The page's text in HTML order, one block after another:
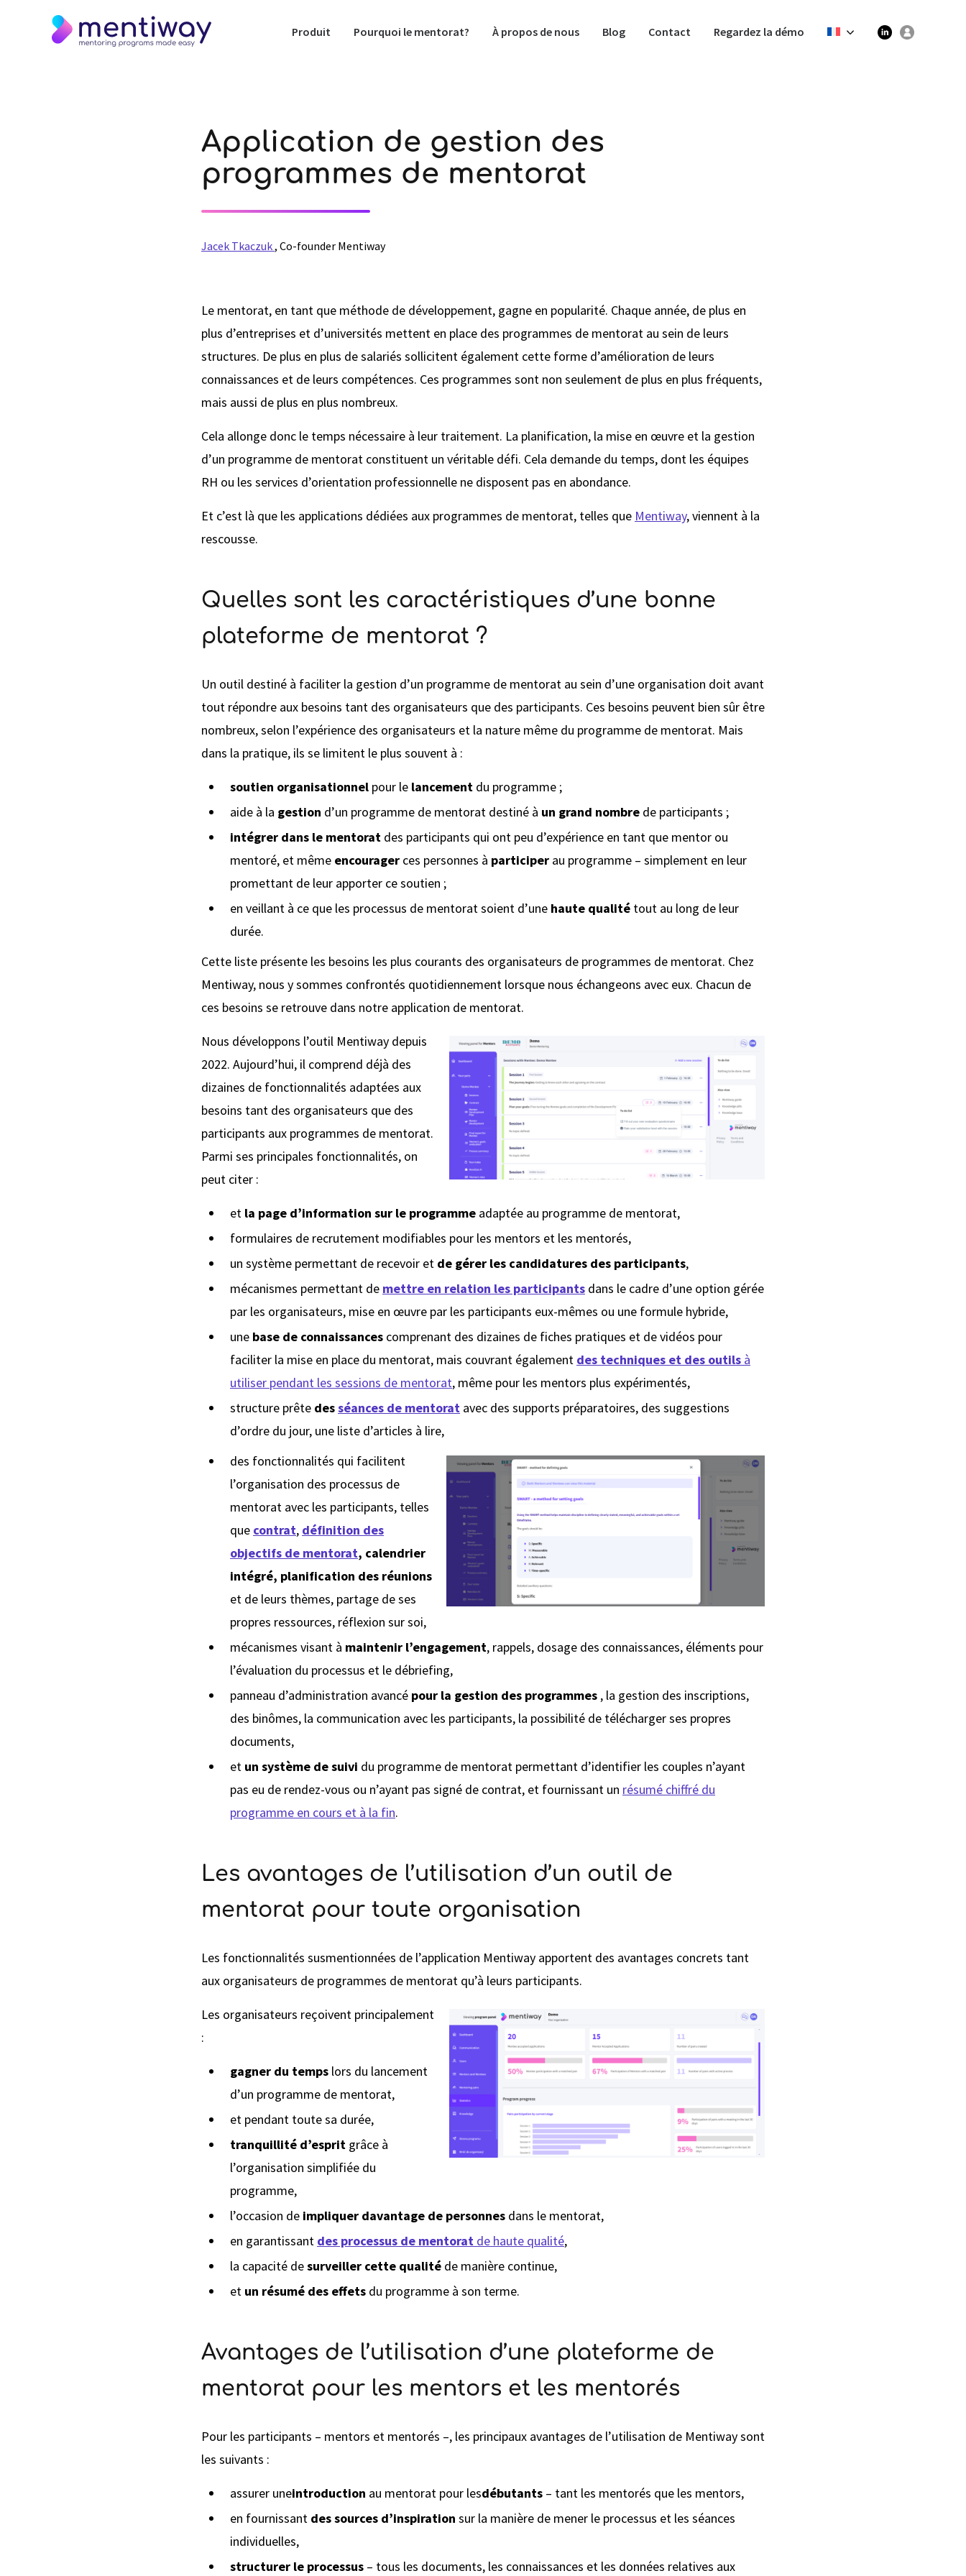
Produit Pourquoi le mentorat? À propos de nous Blog Contact Regardez la démo
Application de gestion des
programmes de mentorat
Jacek Tkaczuk, Co-founder Mentiway
Le mentorat, en tant que méthode de développement, gagne en popularité. Chaque année, de plus en
plus d’entreprises et d’universités mettent en place des programmes de mentorat au sein de leurs
structures. De plus en plus de salariés sollicitent également cette forme d’amélioration de leurs
connaissances et de leurs compétences. Ces programmes sont non seulement de plus en plus fréquents,
mais aussi de plus en plus nombreux.
Cela allonge donc le temps nécessaire à leur traitement. La planification, la mise en œuvre et la gestion
d’un programme de mentorat constituent un véritable défi. Cela demande du temps, dont les équipes
RH ou les services d’orientation professionnelle ne disposent pas en abondance.
Et c’est là que les applications dédiées aux programmes de mentorat, telles que Mentiway, viennent à la
rescousse.
Quelles sont les caractéristiques d’une bonne
plateforme de mentorat ?
Un outil destiné à faciliter la gestion d’un programme de mentorat au sein d’une organisation doit avant
tout répondre aux besoins tant des organisateurs que des participants. Ces besoins peuvent bien sûr être
nombreux, selon l’expérience des organisateurs et la nature même du programme de mentorat. Mais
dans la pratique, ils se limitent le plus souvent à :
soutien organisationnel pour le lancement du programme ;
aide à la gestion d’un programme de mentorat destiné à un grand nombre de participants ;
intégrer dans le mentorat des participants qui ont peu d’expérience en tant que mentor ou
mentoré, et même encourager ces personnes à participer au programme – simplement en leur
promettant de leur apporter ce soutien ;
en veillant à ce que les processus de mentorat soient d’une haute qualité tout au long de leur
durée.
Cette liste présente les besoins les plus courants des organisateurs de programmes de mentorat. Chez
Mentiway, nous y sommes confrontés quotidiennement lorsque nous échangeons avec eux. Chacun de
ces besoins se retrouve dans notre application de mentorat.
Nous développons l’outil Mentiway depuis
2022. Aujourd’hui, il comprend déjà des
dizaines de fonctionnalités adaptées aux
besoins tant des organisateurs que des
participants aux programmes de mentorat.
Parmi ses principales fonctionnalités, on
peut citer :
et la page d’information sur le programme adaptée au programme de mentorat,
formulaires de recrutement modifiables pour les mentors et les mentorés,
un système permettant de recevoir et de gérer les candidatures des participants,
mécanismes permettant de mettre en relation les participants dans le cadre d’une option gérée
par les organisateurs, mise en œuvre par les participants eux-mêmes ou une formule hybride,
une base de connaissances comprenant des dizaines de fiches pratiques et de vidéos pour
faciliter la mise en place du mentorat, mais couvrant également des techniques et des outils à
utiliser pendant les sessions de mentorat, même pour les mentors plus expérimentés,
structure prête desséances de mentorat avec des supports préparatoires, des suggestions
d’ordre du jour, une liste d’articles à lire,
des fonctionnalités qui facilitent
l’organisation des processus de
mentorat avec les participants, telles
que contrat, définition des
objectifs de mentorat, calendrier
intégré, planification des réunions
et de leurs thèmes, partage de ses
propres ressources, réflexion sur soi,
mécanismes visant à maintenir l’engagement, rappels, dosage des connaissances, éléments pour
l’évaluation du processus et le débriefing,
panneau d’administration avancé pour la gestion des programmes , la gestion des inscriptions,
des binômes, la communication avec les participants, la possibilité de télécharger ses propres
documents,
et un système de suivi du programme de mentorat permettant d’identifier les couples n’ayant
pas eu de rendez-vous ou n’ayant pas signé de contrat, et fournissant un résumé chiffré du
programme en cours et à la fin.
Les avantages de l’utilisation d’un outil de
mentorat pour toute organisation
Les fonctionnalités susmentionnées de l’application Mentiway apportent des avantages concrets tant
aux organisateurs de programmes de mentorat qu’à leurs participants.
Les organisateurs reçoivent principalement
:
gagner du temps lors du lancement
d’un programme de mentorat,
et pendant toute sa durée,
tranquillité d’esprit grâce à
l’organisation simplifiée du
programme,
l’occasion de impliquer davantage de personnes dans le mentorat,
en garantissant des processus de mentorat de haute qualité,
la capacité desurveiller cette qualité de manière continue,
et un résumé des effets du programme à son terme.
Avantages de l’utilisation d’une plateforme de
mentorat pour les mentors et les mentorés
Pour les participants – mentors et mentorés –, les principaux avantages de l’utilisation de Mentiway sont
les suivants :
assurer uneintroduction au mentorat pour lesdébutants – tant les mentorés que les mentors,
en fournissant des sources d’inspiration sur la manière de mener le processus et les séances
individuelles,
structurer le processus – tous les documents, les connaissances et les données relatives aux